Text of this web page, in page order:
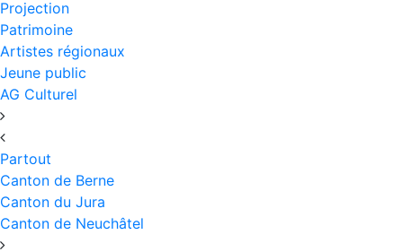
Projection
Patrimoine
Artistes régionaux
Jeune public
AG Culturel
Partout
Canton de Berne
Canton du Jura
Canton de Neuchâtel